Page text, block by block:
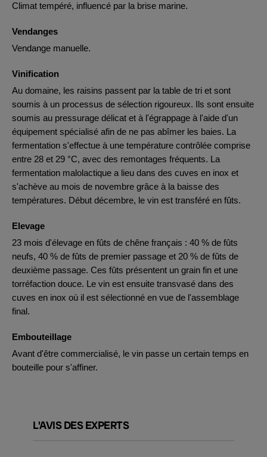
Climat tempéré, influencé par la brise marine.
Vendanges
Vendange manuelle.
Vinification
Au domaine, les raisins passent par la table de tri et sont
soumis à un processus de sélection rigoureux. Ils sont ensuite
soumis au pressurage délicat et à l'égrappage à l'aide d'un
équipement spécialisé afin de ne pas abîmer les baies. La
fermentation s'effectue à une température contrôlée comprise
entre 28 et 29 °C, avec des remontages fréquents. La
fermentation malolactique a lieu dans des cuves en inox et
s'achève au mois de novembre grâce à la baisse des
températures. Début décembre, le vin est transféré en fûts.
Elevage
23 mois d'élevage en fûts de chêne français : 40 % de fûts
neufs, 40 % de fûts de premier passage et 20 % de fûts de
deuxième passage. Ces fûts présentent un grain fin et une
torréfaction douce. Le vin est ensuite transvasé dans des
cuves en inox où il est sélectionné en vue de l'assemblage
final.
Embouteillage
Avant d'être commercialisé, le vin passe un certain temps en
bouteille pour s'affiner.
L'AVIS DES EXPERTS